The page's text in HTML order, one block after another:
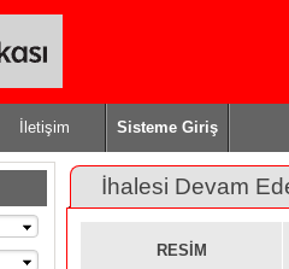
İletişim Sisteme Giriş
İhalesi Devam
RESİM